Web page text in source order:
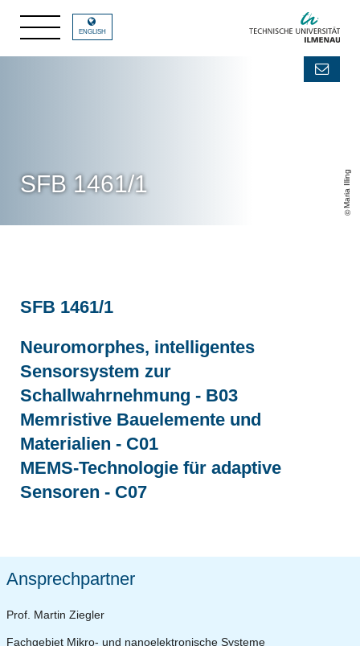
Maria Illing
ENGLISH
SFB 1461/1
SFB 1461/1
Neuromorphes, intelligentes
Sensorsystem zur
Schallwahrnehmung - B03
Memristive Bauelemente und
Materialien - C01
MEMS-Technologie für adaptive
Sensoren - C07
Ansprechpartner
Prof. Martin Ziegler
Fachgebiet Mikro- und nanoelektronische Systeme